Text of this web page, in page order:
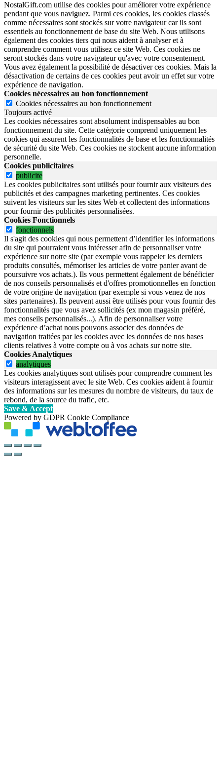
NostalGift.com utilise des cookies pour améliorer votre expérience
pendant que vous naviguez. Parmi ces cookies, les cookies classés
comme nécessaires sont stockés sur votre navigateur car ils sont
essentiels au fonctionnement de base du site Web. Nous utilisons
également des cookies tiers qui nous aident à analyser et à
comprendre comment vous utilisez ce site Web. Ces cookies ne
seront stockés dans votre navigateur qu'avec votre consentement.
Vous avez également la possibilité de désactiver ces cookies. Mais la
désactivation de certains de ces cookies peut avoir un effet sur votre
expérience de navigation.
Cookies nécessaires au bon fonctionnement
Cookies nécessaires au bon fonctionnement
Toujours activé
Les cookies nécessaires sont absolument indispensables au bon
fonctionnement du site. Cette catégorie comprend uniquement les
cookies qui assurent les fonctionnalités de base et les fonctionnalités
de sécurité du site Web. Ces cookies ne stockent aucune information
personnelle.
Cookies publicitaires
publicite
Les cookies publicitaires sont utilisés pour fournir aux visiteurs des
publicités et des campagnes marketing pertinentes. Ces cookies
suivent les visiteurs sur les sites Web et collectent des informations
pour fournir des publicités personnalisées.
Cookies Fonctionnels
fonctionnels
Il s'agit des cookies qui nous permettent d’identifier les informations
du site qui pourraient vous intéresser afin de personnaliser votre
expérience sur notre site (par exemple vous rappeler les derniers
produits consultés, mémoriser les articles de votre panier avant de
poursuivre vos achats.). Ils vous permettent également de bénéficier
de nos conseils personnalisés et d'offres promotionnelles en fonction
de votre origine de navigation (par exemple si vous venez de nos
sites partenaires). Ils peuvent aussi être utilisés pour vous fournir des
fonctionnalités que vous avez sollicités (ex mon magasin préféré,
mes conseils personnalisés...). Afin de personnaliser votre
expérience d’achat nous pouvons associer des données de
navigation traitées par les cookies avec les données de nos bases
clients relatives à votre compte ou à vos achats sur notre site.
Cookies Analytiques
analytiques
Les cookies analytiques sont utilisés pour comprendre comment les
visiteurs interagissent avec le site Web. Ces cookies aident à fournir
des informations sur les mesures du nombre de visiteurs, du taux de
rebond, de la source du trafic, etc.
Save & Accept
Powered by GDPR Cookie Compliance